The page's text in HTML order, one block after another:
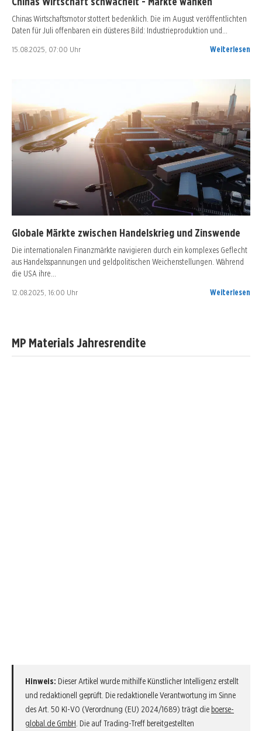
Chinas Wirtschaftsmotor stottert bedenklich. Die im August veröffentlichten
Daten für Juli offenbaren ein düsteres Bild: Industrieproduktion und…
15.08.2025, 07:00 Uhr Weiterlesen
Globale Märkte zwischen Handelskrieg und Zinswende
Die internationalen Finanzmärkte navigieren durch ein komplexes Geflecht
aus Handelsspannungen und geldpolitischen Weichenstellungen. Während
die USA ihre…
12.08.2025, 16:00 Uhr Weiterlesen
MP Materials Jahresrendite
Hinweis: Dieser Artikel wurde mithilfe Künstlicher Intelligenz erstellt
und redaktionell geprüft. Die redaktionelle Verantwortung im Sinne
des Art. 50 KI-VO (Verordnung (EU) 2024/1689) trägt die boerse-
global.de GmbH . Die auf Trading-Treff bereitgestellten